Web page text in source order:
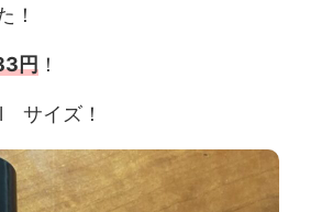
！
円 ！
サイズ！